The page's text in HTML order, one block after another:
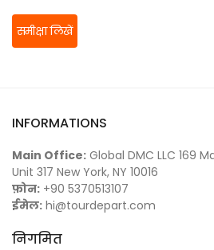
Jacob F.
समीक्षा लिखें
INFORMATIONS
Main Office: Global DMC LLC 169
Unit 317 New York, NY 10016
फ़ोन: +90 5370513107
ईमेल: hi@tourdepart.com
निगमित